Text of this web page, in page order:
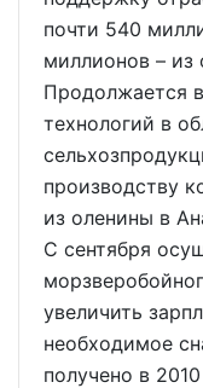
почти 540
миллионов – из
Продолжается
технологий в
производству
из оленины в
С сентября
увеличить
необходимое
получено в